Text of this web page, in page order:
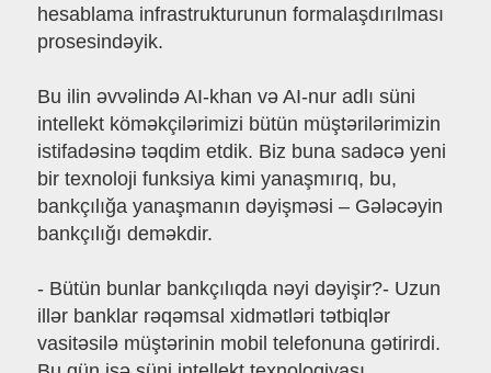
hesablama infrastrukturunun formalaşdırılması
prosesindəyik.
Bu ilin əvvəlində AI-khan və AI-nur adlı süni
intellekt köməkçilərimizi bütün müştərilərimizin
istifadəsinə təqdim etdik. Biz buna sadəcə yeni
bir texnoloji funksiya kimi yanaşmırıq, bu,
bankçılığa yanaşmanın dəyişməsi – Gələcəyin
bankçılığı deməkdir.
- Bütün bunlar bankçılıqda nəyi dəyişir?- Uzun
illər banklar rəqəmsal xidmətləri tətbiqlər
vasitəsilə müştərinin mobil telefonuna gətirirdi.